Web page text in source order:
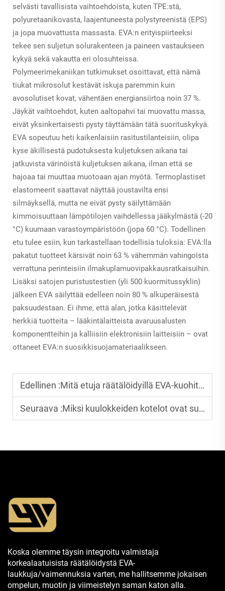
selvästi tavallisista vaihtoehdoista, kuten TPE:stä,
polyuretaanikovasta, laajentuneesta polystyreenistä (EPS)
ja jopa muovattusta massasta. EVA:n erityispiirteeksi
tekee sen suljetun solurakenteen ja paineen vastaukseen
kykyä sekä vakautta eri olosuhteissa.
Polymeerimekaniikan tutkimukset osoittavat, että nämä
tiukat mikrosolut kestävät iskuja paremmin kuin
avosolutiset kovat, vähentäen energiansiirtoa noin 37 %.
Jäykät vaihtoehdot, kuten aaltopahvi tai muovattu massa,
eivät yksinkertaisesti pysty täyttämään tätä suorituskykyä.
EVA sopeutuu heti kaikenlaisiin rasitustilanteisiin, olipa
kyse äkillisestä pudotuksesta kuljetuksen aikana tai
jatkuvista värinöistä kuljetuksen aikana, ilman että se
hajoaa tai muuttaa muotoaan ajan myötä. Termoplastiset
elastomeerit saattavat näyttää joustavilta ensi
silmäyksellä, mutta ne eivät pysty säilyttämään
kimmoisuuttaan lämpötilojen vaihdellessa jääkylmästä (-20
°C) kuumaan varastoympäristöön (jopa 60 °C). Todellinen
etu tulee esiin, kun tarkastellaan todellisia tuloksia: EVA:lla
pakatut tuotteet kärsivät noin 63 % vähemmän vahingoista
verrattuna perinteisiin ilmakuplamuovipakkausratkaisuihin.
Lisäksi satojen puristustestien (yli 500 kuormitussyklin)
jälkeen EVA säilyttää edelleen noin 80 % alkuperäisestä
paksuudestaan. Ei ihme, että alan, jotka käsittelevät
herkkiä tuotteita – lääkintälaitteista avaruusalusten
komponentteihin ja kalliisiin elektronisiin laitteisiin – ovat
ottaneet EVA:n suosikkisuojamateriaalikseen.
Edellinen :Mitä etuja räätälöidyillä EVA-kuohitulosteilla on
Seuraava :Miksi kuulokkeiden kotelot ovat suosittuja pelaajien keskuudessa
Koska olemme täysin integroitu valmistaja
korkealaatuisista räätälöidystä EVA-
laukkuja/vaimennuksia varten, me hallitsemme jokaisen
ompelun, muotin ja viimeistelyn saman katon alla.